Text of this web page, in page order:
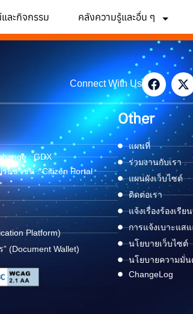
ละกิจกรรม คลังความรู้และอื่น ๆ
Connect With Us
: GDX
ะชาชน : Citizen Portal
Platform)
” (Document Wallet)
Other
แผนที่
ร่วมงานกับเรา
แผนผังเว็บไซต์
ติดต่อเรา
แจ้งเรื่องร้องเรีย
การแจ้งเบาะแส
นโยบายเว็บไซต์
นโยบายความมั่น
ChangeLog